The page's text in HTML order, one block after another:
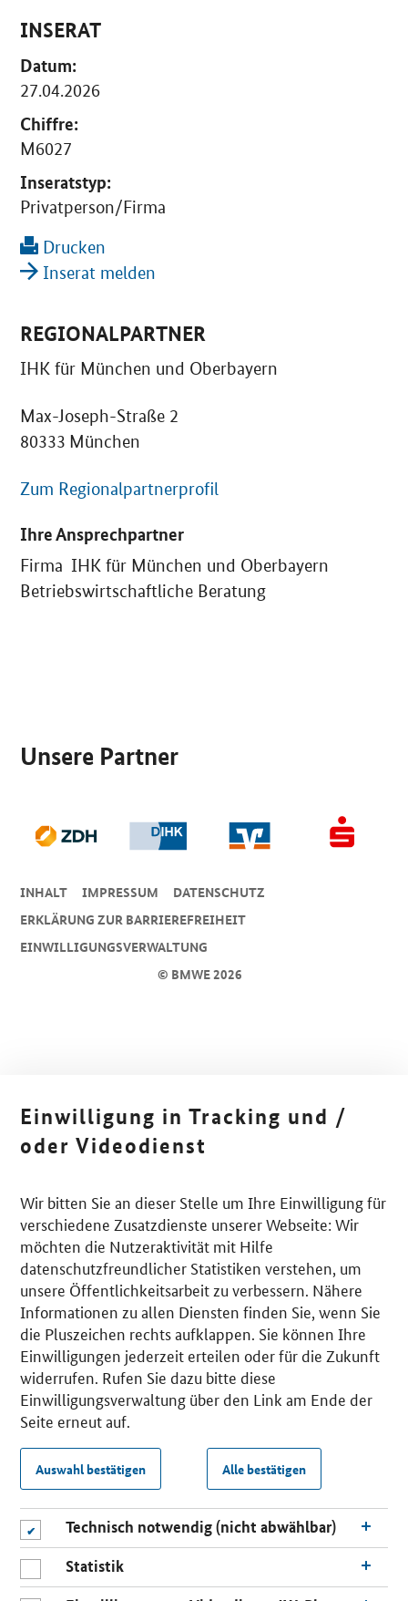
INSERAT
Datum:
27.04.2026
Chiffre:
M6027
Inseratstyp:
Privatperson/Firma
Drucken
Inserat melden
REGIONALPARTNER
IHK für München und Oberbayern
Max-Joseph-Straße 2
80333 München
Zum Regionalpartnerprofil
Ihre Ansprechpartner
Firma IHK für München und Oberbayern
Betriebswirtschaftliche Beratung
Unsere Partner
© BMWE 2026
INHALT IMPRESSUM
DA­TEN­SCHUTZ
ERKLÄRUNG ZUR BARRIEREFREIHEIT
EINWILLIGUNGSVERWALTUNG
Einwilligung in Tracking und /
oder Videodienst
Wir bitten Sie an dieser Stelle um Ihre Einwilligung für
verschiedene Zusatzdienste unserer Webseite: Wir
möchten die Nutzeraktivität mit Hilfe
datenschutzfreundlicher Statistiken verstehen, um
unsere Öffentlichkeitsarbeit zu verbessern. Nähere
Informationen zu allen Diensten finden Sie, wenn Sie
die Pluszeichen rechts aufklappen. Sie können Ihre
Einwilligungen jederzeit erteilen oder für die Zukunft
widerrufen. Rufen Sie dazu bitte diese
Einwilligungsverwaltung über den Link am Ende der
Seite erneut auf.
Auswahl bestätigen Alle bestätigen
Technisch notwendig (nicht abwählbar)
Statistik